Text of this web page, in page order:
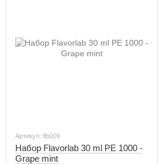
Артикул: flb009
Набор Flavorlab 30 ml PE 1000 -
Grape mint